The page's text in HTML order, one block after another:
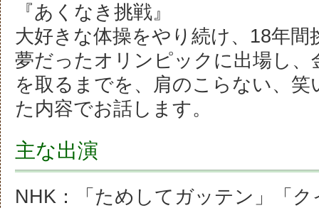
『あくなき挑戦』
大好きな体操をやり続け、18年間
夢だったオリンピックに出場し、
を取るまでを、肩のこらない、
た内容でお話します。
主な出演
NHK：「ためしてガッテン」「